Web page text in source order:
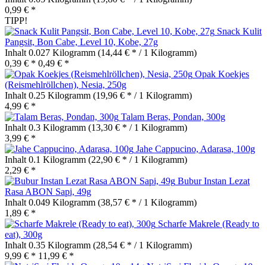
0,99 € *
TIPP!
Snack Kulit
Pangsit, Bon Cabe, Level 10, Kobe, 27g
Inhalt 0.027 Kilogramm (14,44 € * / 1 Kilogramm)
0,39 € * 0,49 € *
Opak Koekjes
(Reismehlröllchen), Nesia, 250g
Inhalt 0.25 Kilogramm (19,96 € * / 1 Kilogramm)
4,99 € *
Talam Beras, Pondan, 300g
Inhalt 0.3 Kilogramm (13,30 € * / 1 Kilogramm)
3,99 € *
Jahe Cappucino, Adarasa, 100g
Inhalt 0.1 Kilogramm (22,90 € * / 1 Kilogramm)
2,29 € *
Bubur Instan Lezat
Rasa ABON Sapi, 49g
Inhalt 0.049 Kilogramm (38,57 € * / 1 Kilogramm)
1,89 € *
Scharfe Makrele (Ready to
eat), 300g
Inhalt 0.35 Kilogramm (28,54 € * / 1 Kilogramm)
9,99 € * 11,99 € *